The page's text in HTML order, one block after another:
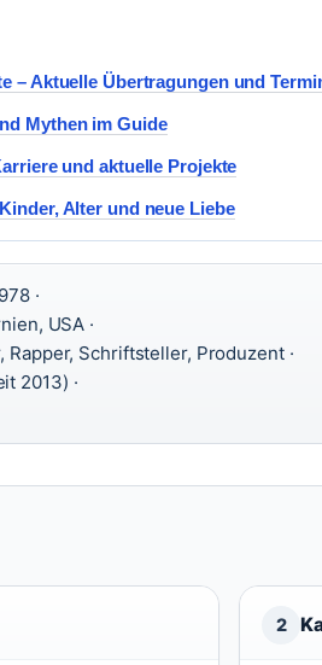
– Aktuelle Übertragungen und
Mythen im Guide
und aktuelle Projekte
Alter und neue Liebe
·
USA ·
Rapper, Schriftsteller, Produzent ·
2013) ·
2